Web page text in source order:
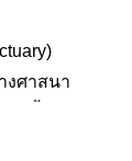
งศาสนา
นกับการ